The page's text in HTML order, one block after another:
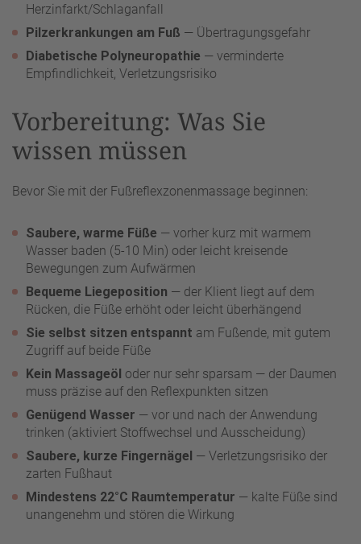
Herzinfarkt/Schlaganfall
Pilzerkrankungen am Fuß — Übertragungsgefahr
Diabetische Polyneuropathie — verminderte
Empfindlichkeit, Verletzungsrisiko
Vorbereitung: Was Sie
wissen müssen
Bevor Sie mit der Fußreflexzonenmassage beginnen:
Saubere, warme Füße — vorher kurz mit warmem
Wasser baden (5-10 Min) oder leicht kreisende
Bewegungen zum Aufwärmen
Bequeme Liegeposition — der Klient liegt auf dem
Rücken, die Füße erhöht oder leicht überhängend
Sie selbst sitzen entspannt am Fußende, mit gutem
Zugriff auf beide Füße
Kein Massageöl oder nur sehr sparsam — der Daumen
muss präzise auf den Reflexpunkten sitzen
Genügend Wasser — vor und nach der Anwendung
trinken (aktiviert Stoffwechsel und Ausscheidung)
Saubere, kurze Fingernägel — Verletzungsrisiko der
zarten Fußhaut
Mindestens 22°C Raumtemperatur — kalte Füße sind
unangenehm und stören die Wirkung